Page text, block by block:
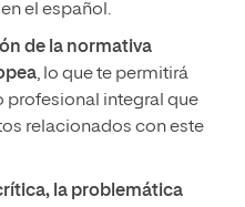
el español.
de la normativa
, lo que te permitirá
profesional integral que
relacionados con este
la problemática